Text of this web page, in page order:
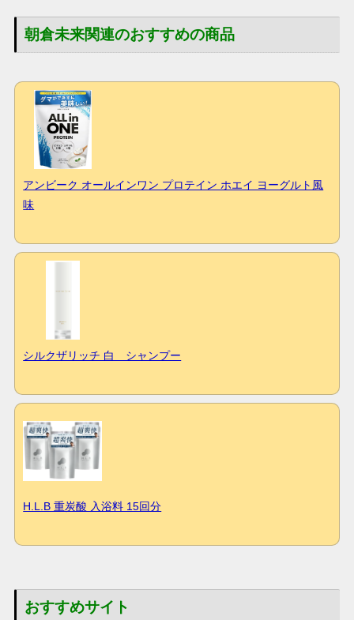
朝倉未来関連のおすすめの商品
アンビーク オールインワン プロテイン ホエイ ヨーグルト風
味
シルクザリッチ 白 シャンプー
H.L.B 重炭酸 入浴料 15回分
おすすめサイト